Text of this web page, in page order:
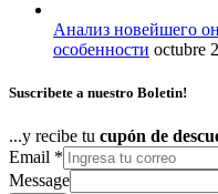
Анализ новейшего
особенности octubre
Suscribete a nuestro Boletin!
...y recibe tu cupón de
Email *
Message